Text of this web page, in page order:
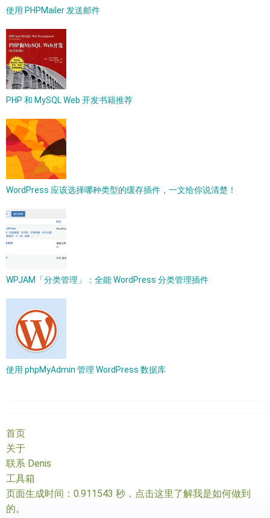
使用 PHPMailer 发送邮件
PHP 和 MySQL Web 开发书籍推荐
WordPress 应该选择哪种类型的缓存插件，一文给你说清楚！
WPJAM「分类管理」：全能 WordPress 分类管理插件
使用 phpMyAdmin 管理 WordPress 数据库
首页
关于
联系 Denis
工具箱
页面生成时间：0.911543 秒， 点击这里了解我是如何做到
的。